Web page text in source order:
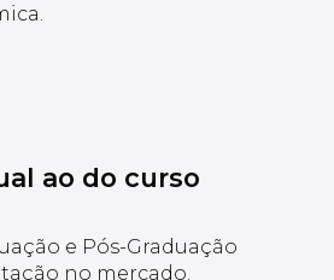
ao do curso
e Pós-Graduação
no mercado.